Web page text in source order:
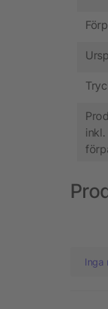
inkl.
Inga